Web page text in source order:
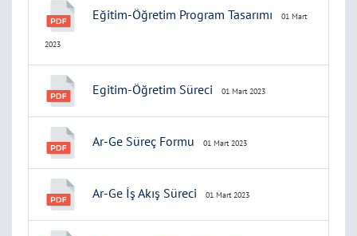
Eğitim-Öğretim Program Tasarımı 01 Mart
2023
Egitim-Öğretim Süreci 01 Mart 2023
Ar-Ge Süreç Formu 01 Mart 2023
Ar-Ge İş Akış Süreci 01 Mart 2023